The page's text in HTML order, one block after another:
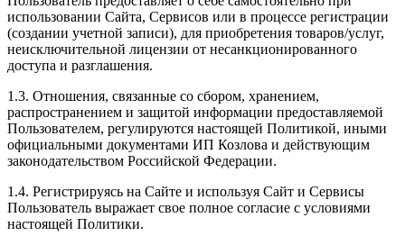
использовании Сайта, Сервисов или в процессе регистрации
(создании учетной записи), для приобретения товаров/услуг,
неисключительной лицензии от несанкционированного
доступа и разглашения.
1.3. Отношения, связанные со сбором, хранением,
распространением и защитой информации предоставляемой
Пользователем, регулируются настоящей Политикой, иными
официальными документами ИП Козловa и действующим
законодательством Российской Федерации.
1.4. Регистрируясь на Сайте и используя Сайт и Сервисы
Пользователь выражает свое полное согласие с условиями
настоящей Политики.